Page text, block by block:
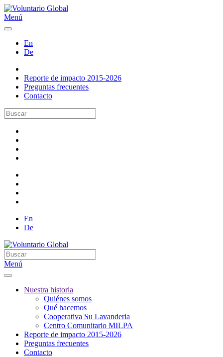
Menú
En
De
Reporte de impacto 2015-2026
Preguntas frecuentes
Contacto
En
De
Menú
Nuestra historia
Quiénes somos
Qué hacemos
Cooperativa Su Lavanderia
Centro Comunitario MILPA
Reporte de impacto 2015-2026
Preguntas frecuentes
Contacto